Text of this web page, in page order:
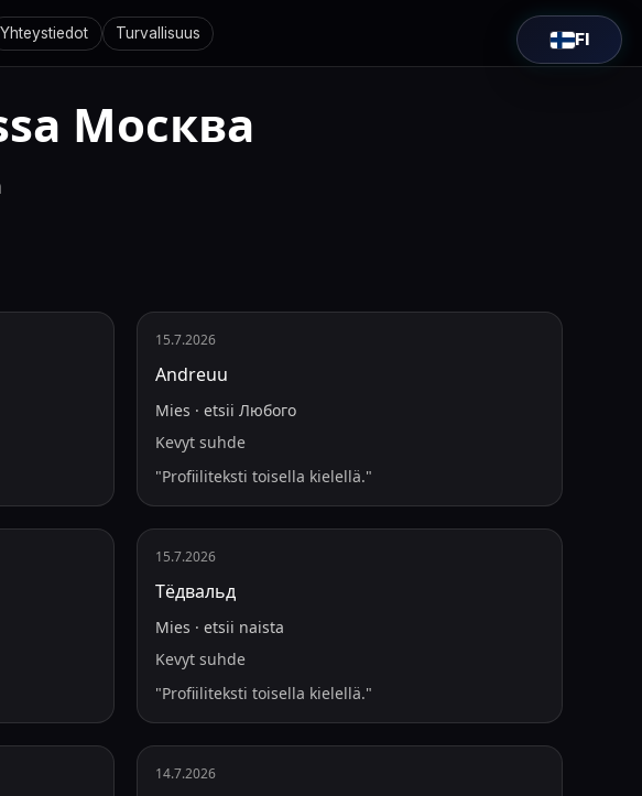
Yhteystiedot Turvallisuus FI
Москва
15.7.2026
Andreuu
Mies ·etsii Любого
Kevyt suhde
"Profiiliteksti toisella kielellä."
15.7.2026
Тëдвальд
Mies ·etsii naista
Kevyt suhde
"Profiiliteksti toisella kielellä."
14.7.2026